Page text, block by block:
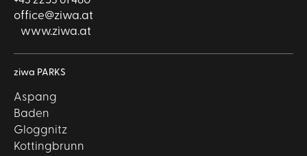
office@ziwa.at
www.ziwa.at
ziwa PARKS
Aspang
Baden
Gloggnitz
Kottingbrunn